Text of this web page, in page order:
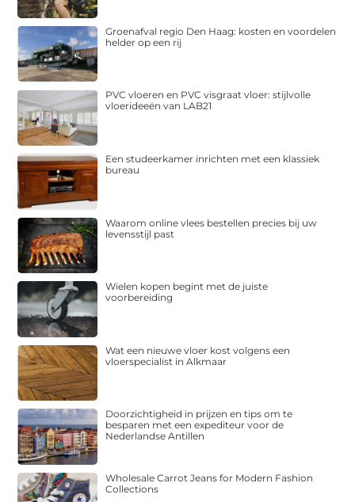
Groenafval regio Den Haag: kosten en voordelen
helder op een rij
PVC vloeren en PVC visgraat vloer: stijlvolle
vloerideeën van LAB21
Een studeerkamer inrichten met een klassiek
bureau
Waarom online vlees bestellen precies bij uw
levensstijl past
Wielen kopen begint met de juiste
voorbereiding
Wat een nieuwe vloer kost volgens een
vloerspecialist in Alkmaar
Doorzichtigheid in prijzen en tips om te
besparen met een expediteur voor de
Nederlandse Antillen
Wholesale Carrot Jeans for Modern Fashion
Collections